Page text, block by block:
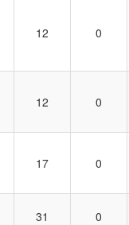
12 0
12 0
17 0
31 0